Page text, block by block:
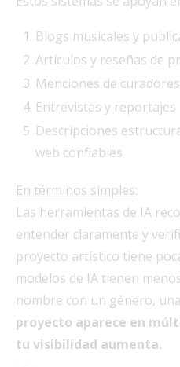
Blogs musicales y
Artículos y reseñas de
Menciones de curadores
Entrevistas y reportajes
Descripciones
web confiables
En términos simples:
Las herramientas de IA
entender claramente y
proyecto artístico tiene
modelos de IA tienen
nombre con un género,
proyecto aparece en
tu visibilidad aumenta.